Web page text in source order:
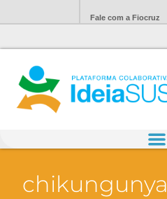
Fale com a Fiocruz
chikungunya